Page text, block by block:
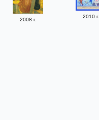
2008 г.
2010 г.